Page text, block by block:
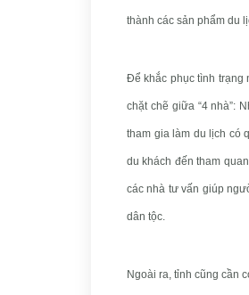
thành các sản phẩm du
Để khắc phục tình trạng
chặt chẽ giữa “4 nhà”:
tham gia làm du lịch có
du khách đến tham
các nhà tư vấn giúp
dân tộc.
Ngoài ra, tỉnh cũng cần